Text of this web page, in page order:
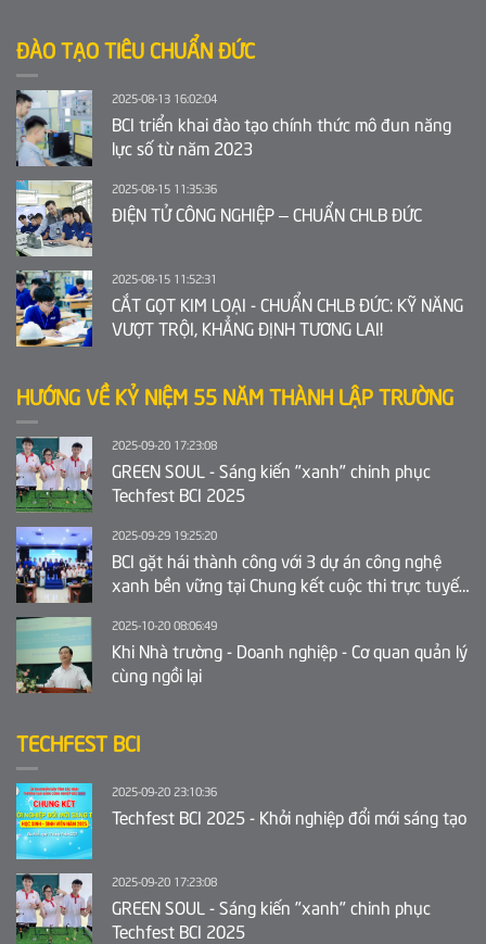
ĐÀO TẠO TIÊU CHUẨN ĐỨC
2025-08-13 16:02:04
BCI triển khai đào tạo chính thức mô đun năng
lực số từ năm 2023
2025-08-15 11:35:36
ĐIỆN TỬ CÔNG NGHIỆP – CHUẨN CHLB ĐỨC
2025-08-15 11:52:31
CẮT GỌT KIM LOẠI - CHUẨN CHLB ĐỨC: KỸ NĂNG
VƯỢT TRỘI, KHẲNG ĐỊNH TƯƠNG LAI!
HƯỚNG VỀ KỶ NIỆM 55 NĂM THÀNH LẬP TRƯỜNG
2025-09-20 17:23:08
GREEN SOUL - Sáng kiến "xanh" chinh phục
Techfest BCI 2025
2025-09-29 19:25:20
BCI gặt hái thành công với 3 dự án công nghệ
xanh bền vững tại Chung kết cuộc thi trực tuyến
2025-10-20 08:06:49
Khi Nhà trường - Doanh nghiệp - Cơ quan quản lý
cùng ngồi lại
TECHFEST BCI
2025-09-20 23:10:36
Techfest BCI 2025 - Khởi nghiệp đổi mới sáng tạo
2025-09-20 17:23:08
GREEN SOUL - Sáng kiến "xanh" chinh phục
Techfest BCI 2025